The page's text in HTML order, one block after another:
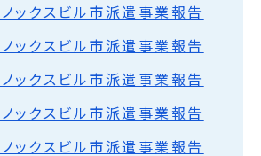
ックスビル市派遣事業報告
ックスビル市派遣事業報告
ックスビル市派遣事業報告
ックスビル市派遣事業報告
ックスビル市派遣事業報告